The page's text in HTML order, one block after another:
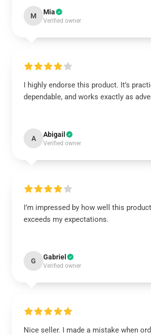
M Mia
Verified owner
I highly endorse this product. It’s
dependable, and works exactly as
A Abigail
Verified owner
I’m impressed by how well this
exceeds my expectations.
G Gabriel
Verified owner
Nice seller. I made a mistake when